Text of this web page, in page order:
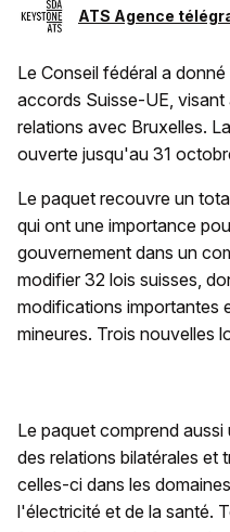
ATS Agence
Le Conseil fédéral a
accords Suisse-UE, visant
relations avec Bruxelles.
ouverte jusqu'au 31
Le paquet recouvre un
qui ont une importance
gouvernement dans un
modifier 32 lois suisses,
modifications importantes
mineures. Trois nouvelles
Le paquet comprend
des relations bilatérales et
celles-ci dans les
l'électricité et de la santé.